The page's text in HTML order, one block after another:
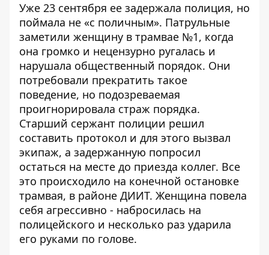
Уже 23 сентября ее задержала полиция, но
поймала не «с поличным». Патрульные
заметили женщину в трамвае №1, когда
она громко и нецензурно ругалась и
нарушала общественный порядок. Они
потребовали прекратить такое
поведение, но подозреваемая
проигнорировала страж порядка.
Старший сержант полиции решил
составить протокол и для этого вызвал
экипаж, а задержанную попросил
остаться на месте до приезда коллег. Все
это происходило на конечной остановке
трамвая, в районе ДИИТ. Женщина повела
себя агрессивно - набросилась на
полицейского и несколько раз ударила
его руками по голове.